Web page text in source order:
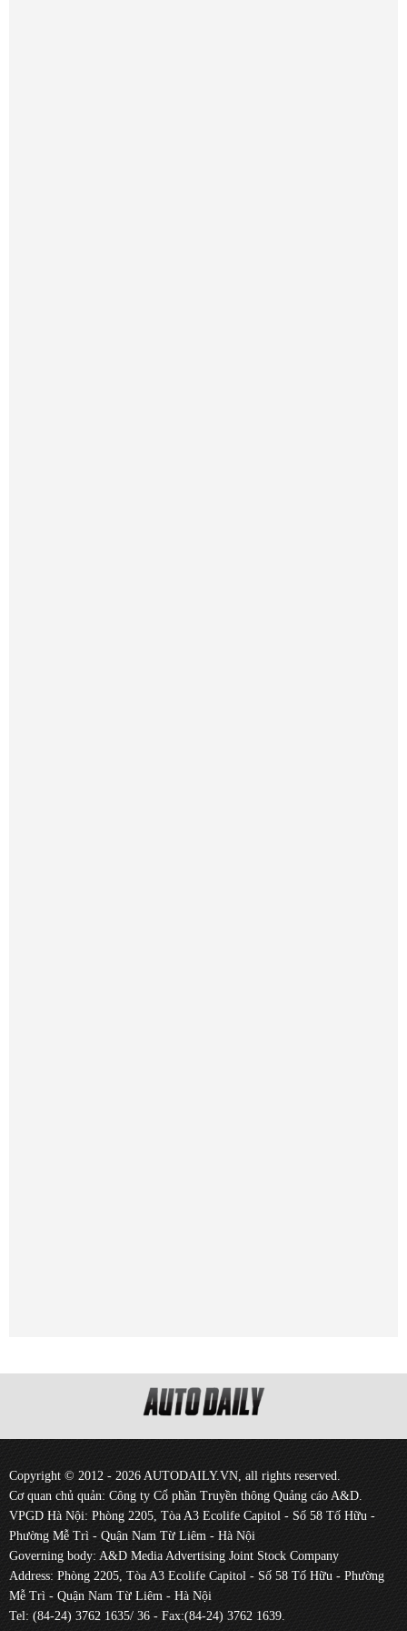
Copyright © 2012 - 2026 AUTODAILY.VN, all rights reserved.
Cơ quan chủ quản: Công ty Cổ phần Truyền thông Quảng cáo A&D.
VPGD Hà Nội: Phòng 2205, Tòa A3 Ecolife Capitol - Số 58 Tố Hữu -
Phường Mễ Trì - Quận Nam Từ Liêm - Hà Nội
Governing body: A&D Media Advertising Joint Stock Company
Address: Phòng 2205, Tòa A3 Ecolife Capitol - Số 58 Tố Hữu - Phường
Mễ Trì - Quận Nam Từ Liêm - Hà Nội
Tel: (84-24) 3762 1635/ 36 - Fax:(84-24) 3762 1639.